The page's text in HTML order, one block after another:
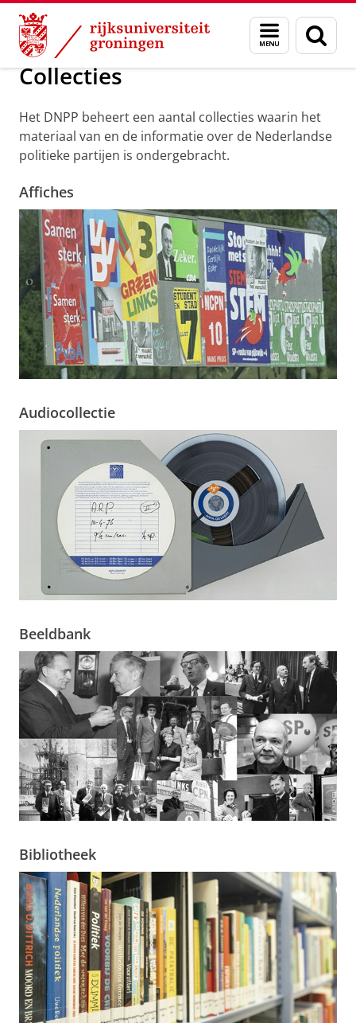
Skip
Content
Skip
Navigation
Menu
en
zoeken
Onderzoek Collecties
Collecties
Het DNPP beheert een aantal collecties waarin het
materiaal van en de informatie over de Nederlandse
politieke partijen is ondergebracht.
Affiches
Audiocollectie
Beeldbank
Bibliotheek